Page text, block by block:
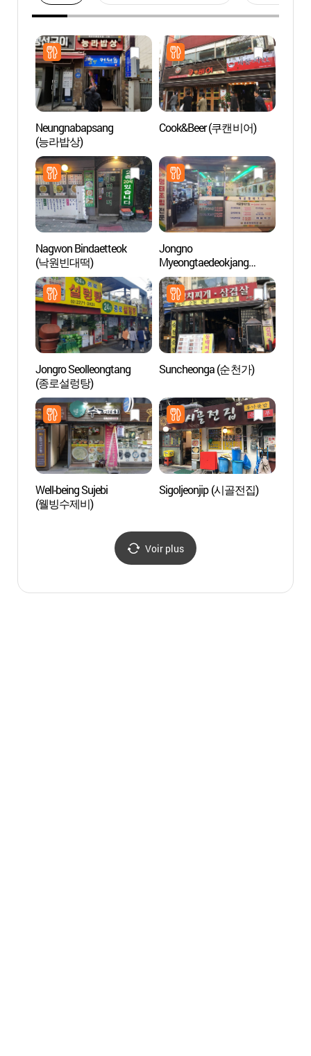
Neungnabapsang
(능라밥상)
Cook&Beer (쿠캔비어)
Nagwon Bindaetteok
(낙원빈대떡)
Jongno
Myeongtaedeokjang
(종로명태덕장)
Jongro Seolleongtang
(종로설렁탕)
Suncheonga (순천가)
Well-being Sujebi
(웰빙수제비)
Sigoljeonjip (시골전집)
Voir plus